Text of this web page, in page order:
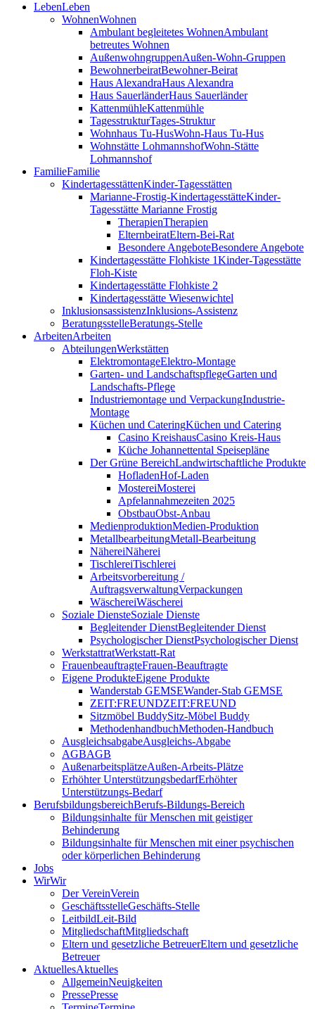
LebenLeben
WohnenWohnen
Ambulant begleitetes WohnenAmbulant
betreutes Wohnen
AußenwohngruppenAußen-Wohn-Gruppen
BewohnerbeiratBewohner-Beirat
Haus AlexandraHaus Alexandra
Haus SauerländerHaus Sauerländer
KattenmühleKattenmühle
TagesstrukturTages-Struktur
Wohnhaus Tu-HusWohn-Haus Tu-Hus
Wohnstätte LohmannshofWohn-Stätte
Lohmannshof
FamilieFamilie
Kinder­tages­stättenKinder-Tages­stätten
Marianne-Frostig-KindertagesstätteKinder-
Tagesstätte Marianne Frostig
TherapienTherapien
ElternbeiratEltern-Bei-Rat
Besondere AngeboteBesondere Angebote
Kindertagesstätte Flohkiste 1Kinder-Tagesstätte
Floh-Kiste
Kindertagesstätte Flohkiste 2
Kindertagesstätte Wiesenwichtel
InklusionsassistenzInklusions-Assistenz
BeratungsstelleBeratungs-Stelle
ArbeitenArbeiten
AbteilungenWerkstätten
ElektromontageElektro-Montage
Garten- und LandschaftspflegeGarten und
Landschafts-Pflege
Industriemontage und VerpackungIndustrie-
Montage
Küchen und CateringKüchen und Catering
Casino KreishausCasino Kreis-Haus
Küche Johannettental Speisepläne
Der Grüne BereichLandwirtschaftliche Produkte
HofladenHof-Laden
MostereiMosterei
Apfelannahmezeiten 2025
ObstbauObst-Anbau
MedienproduktionMedien-Produktion
MetallbearbeitungMetall-Bearbeitung
NähereiNäherei
TischlereiTischlerei
Arbeitsvorbereitung /
AuftragsverwaltungVerpackungen
WäschereiWäscherei
Soziale DiensteSoziale Dienste
Begleitender DienstBegleitender Dienst
Psychologischer DienstPsychologischer Dienst
WerkstattratWerkstatt-Rat
FrauenbeauftragteFrauen-Beauftragte
Eigene ProdukteEigene Produkte
Wanderstab GEMSEWander-Stab GEMSE
ZEIT:FREUNDZEIT:FREUND
Sitzmöbel BuddySitz-Möbel Buddy
MethodenhandbuchMethoden-Handbuch
AusgleichsabgabeAusgleichs-Abgabe
AGBAGB
AußenarbeitsplätzeAußen-Arbeits-Plätze
Erhöhter UnterstützungsbedarfErhöhter
Unterstützungs-Bedarf
BerufsbildungsbereichBerufs-Bildungs-Bereich
Bildungsinhalte für Menschen mit geistiger
Behinderung
Bildungsinhalte für Menschen mit einer psychischen
oder körperlichen Behinderung
Jobs
WirWir
Der VereinVerein
GeschäftsstelleGeschäfts-Stelle
LeitbildLeit-Bild
MitgliedschaftMitgliedschaft
Eltern und gesetzliche BetreuerEltern und gesetzliche
Betreuer
AktuellesAktuelles
AllgemeinNeuigkeiten
PressePresse